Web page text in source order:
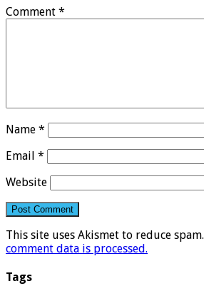
Comment *
Name *
Email *
Website
This site uses Akismet to reduce spam.
comment data is processed.
Tags